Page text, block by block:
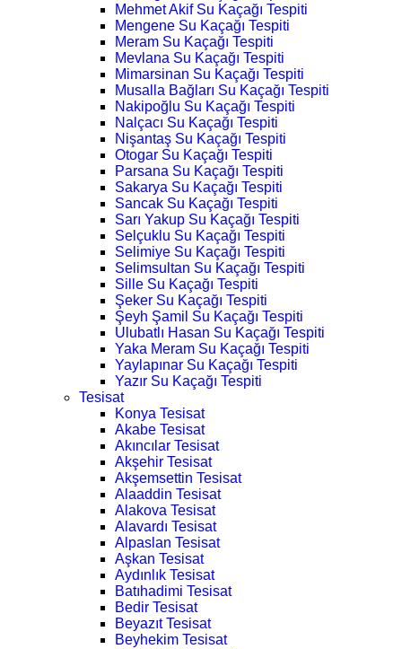
Mehmet Akif Su Kaçağı Tespiti
Mengene Su Kaçağı Tespiti
Meram Su Kaçağı Tespiti
Mevlana Su Kaçağı Tespiti
Mimarsinan Su Kaçağı Tespiti
Musalla Bağları Su Kaçağı Tespiti
Nakipoğlu Su Kaçağı Tespiti
Nalçacı Su Kaçağı Tespiti
Nişantaş Su Kaçağı Tespiti
Otogar Su Kaçağı Tespiti
Parsana Su Kaçağı Tespiti
Sakarya Su Kaçağı Tespiti
Sancak Su Kaçağı Tespiti
Sarı Yakup Su Kaçağı Tespiti
Selçuklu Su Kaçağı Tespiti
Selimiye Su Kaçağı Tespiti
Selimsultan Su Kaçağı Tespiti
Sille Su Kaçağı Tespiti
Şeker Su Kaçağı Tespiti
Şeyh Şamil Su Kaçağı Tespiti
Ulubatlı Hasan Su Kaçağı Tespiti
Yaka Meram Su Kaçağı Tespiti
Yaylapınar Su Kaçağı Tespiti
Yazır Su Kaçağı Tespiti
Tesisat
Konya Tesisat
Akabe Tesisat
Akıncılar Tesisat
Akşehir Tesisat
Akşemsettin Tesisat
Alaaddin Tesisat
Alakova Tesisat
Alavardı Tesisat
Alpaslan Tesisat
Aşkan Tesisat
Aydınlık Tesisat
Batıhadimi Tesisat
Bedir Tesisat
Beyazıt Tesisat
Beyhekim Tesisat